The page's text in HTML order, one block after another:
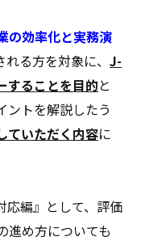
の効率化と実務演
る方を対象に、 J-
することを目的と
ントを解説したう
ていただく内容に
応編』として、評価
進め方についても